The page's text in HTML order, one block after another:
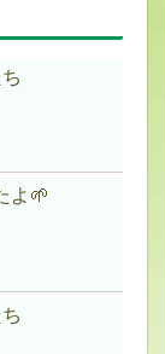
よ🌱